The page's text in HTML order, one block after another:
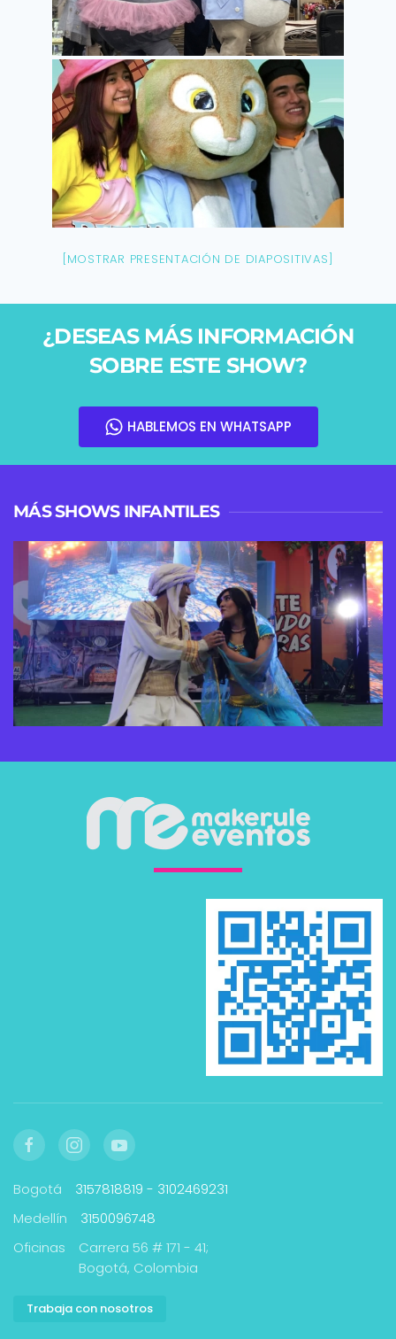
[MOSTRAR PRESENTACIÓN DE DIAPOSITIVAS]
¿DESEAS MÁS INFORMACIÓN
SOBRE ESTE SHOW?
HABLEMOS EN WHATSAPP
MÁS SHOWS INFANTILES
VER MÁS
Bogotá
3157818819 - 3102469231
Medellín
3150096748
Oficinas
Carrera 56 # 171 - 41;
Bogotá, Colombia
Trabaja con nosotros